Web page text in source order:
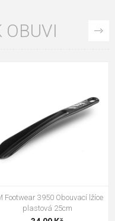
OBUVI
VM Footwear 3102 Tkaničky
ploché